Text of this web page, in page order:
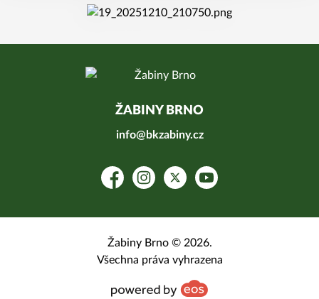
ŽABINY BRNO
info@bkzabiny.cz
FacebookInstagramPlatform X
YouTube
Žabiny Brno © 2026.
Všechna práva vyhrazena